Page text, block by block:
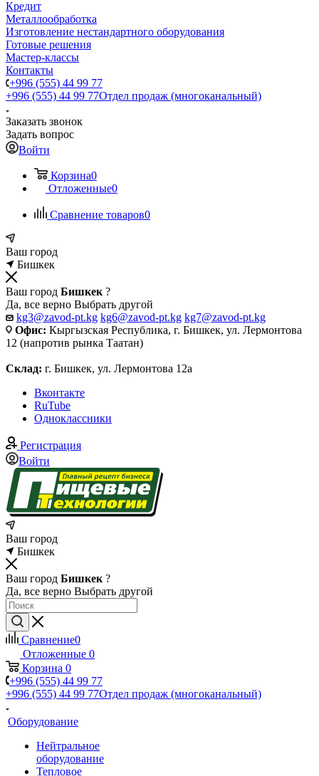
Кредит
Металлообработка
Изготовление нестандартного оборудования
Готовые решения
Мастер-классы
Контакты
+996 (555) 44 99 77
+996 (555) 44 99 77Отдел продаж (многоканальный)
Заказать звонок
Задать вопрос
Войти
Корзина0
Отложенные0
Сравнение товаров0
Ваш город
Бишкек
Ваш город Бишкек ?
Да, все верно Выбрать другой
kg3@zavod-pt.kg kg6@zavod-pt.kg kg7@zavod-pt.kg
Офис: Кыргызская Республика, г. Бишкек, ул. Лермонтова
12 (напротив рынка Таатан)
Склад: г. Бишкек, ул. Лермонтова 12а
Вконтакте
RuTube
Одноклассники
Регистрация
Войти
Ваш город
Бишкек
Ваш город Бишкек ?
Да, все верно Выбрать другой
Сравнение0
Отложенные 0
Корзина 0
+996 (555) 44 99 77
+996 (555) 44 99 77Отдел продаж (многоканальный)
Оборудование
Нейтральное
оборудование
Тепловое